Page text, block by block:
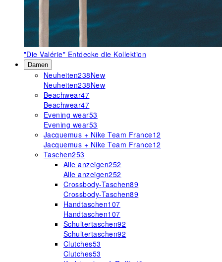
"Die Valérie" Entdecke die Kollektion
Damen
Neuheiten238New
Neuheiten238New
Beachwear47
Beachwear47
Evening wear53
Evening wear53
Jacquemus + Nike Team France12
Jacquemus + Nike Team France12
Taschen253
Alle anzeigen252
Alle anzeigen252
Crossbody-Taschen89
Crossbody-Taschen89
Handtaschen107
Handtaschen107
Schultertaschen92
Schultertaschen92
Clutches53
Clutches53